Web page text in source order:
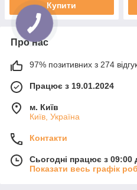
Купити
Про нас
97% позитивних з 274
Працює з 19.01.2024
м. Київ
Київ, Україна
Контакти
Сьогодні працює з 09:00
Показати весь графік